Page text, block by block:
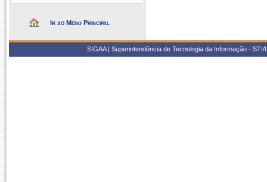
Ir ao Menu Principal
SIGAA | Superintendência de Tecnologia da Informação -